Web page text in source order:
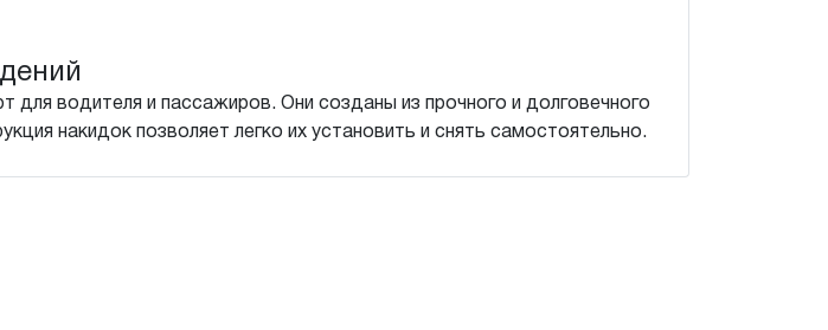
водителя и пассажиров. Они созданы из прочного и долговечного
накидок позволяет легко их установить и снять самостоятельно.